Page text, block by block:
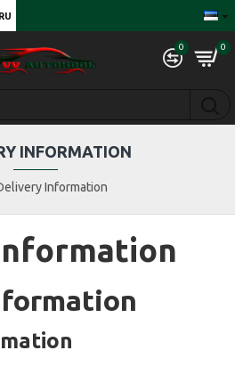
0 0
Information
INFORMATION